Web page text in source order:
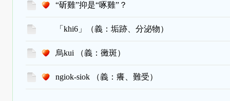
“斫雞”抑是“啄雞”？
「khi6」（義：垢跡、分泌物）
烏kui （義：黴斑）
ngiok-siok （義：癢、難受）